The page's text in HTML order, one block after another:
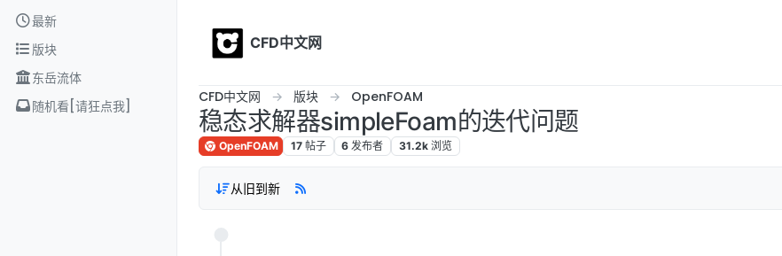
Skip to content
最新
版块
东岳流体
随机看[请狂点我]
CFD中文网
CFD中文网 版块 OpenFOAM
稳态求解器simpleFoam的迭代问题
OpenFOAM 17 帖子 6 发布者 31.2k 浏览
从旧到新